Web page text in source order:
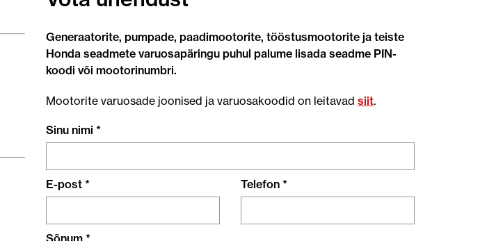
Generaatorite, pumpade, paadimootorite, tööstusmootorite ja teiste
Honda seadmete varuosapäringu puhul palume lisada seadme PIN-
koodi või mootorinumbri.
Mootorite varuosade joonised ja varuosakoodid on leitavad siit.
Sinu nimi *
E-post * Telefon *
Sõnum *